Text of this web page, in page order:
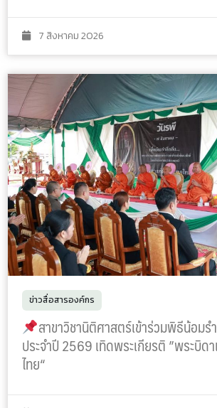
7 สิงหาคม 2026
ข่าวสื่อสารองค์กร
สาขาวิชานิติศาสตร์เข้าร่วมพิธีน้อมร
ประจำปี 2569 เทิดพระเกียรติ ”พระบิด
ไทย“